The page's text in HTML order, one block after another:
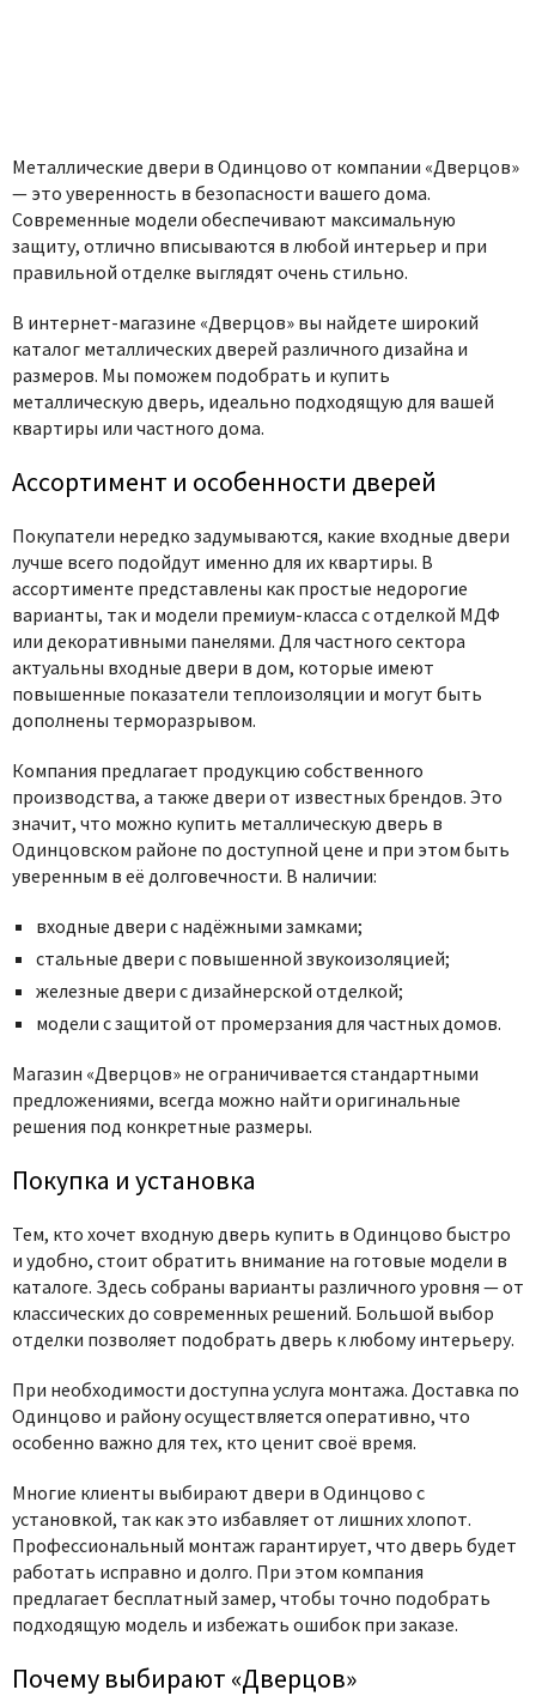
Металлические двери в Одинцово от компании «Дверцов»
— это уверенность в безопасности вашего дома.
Современные модели обеспечивают максимальную
защиту, отлично вписываются в любой интерьер и при
правильной отделке выглядят очень стильно.
В интернет-магазине «Дверцов» вы найдете широкий
каталог металлических дверей различного дизайна и
размеров. Мы поможем подобрать и купить
металлическую дверь, идеально подходящую для вашей
квартиры или частного дома.
Ассортимент и особенности дверей
Покупатели нередко задумываются, какие входные двери
лучше всего подойдут именно для их квартиры. В
ассортименте представлены как простые недорогие
варианты, так и модели премиум-класса с отделкой МДФ
или декоративными панелями. Для частного сектора
актуальны входные двери в дом, которые имеют
повышенные показатели теплоизоляции и могут быть
дополнены терморазрывом.
Компания предлагает продукцию собственного
производства, а также двери от известных брендов. Это
значит, что можно купить металлическую дверь в
Одинцовском районе по доступной цене и при этом быть
уверенным в её долговечности. В наличии:
входные двери с надёжными замками;
стальные двери с повышенной звукоизоляцией;
железные двери с дизайнерской отделкой;
модели с защитой от промерзания для частных домов.
Магазин «Дверцов» не ограничивается стандартными
предложениями, всегда можно найти оригинальные
решения под конкретные размеры.
Покупка и установка
Тем, кто хочет входную дверь купить в Одинцово быстро
и удобно, стоит обратить внимание на готовые модели в
каталоге. Здесь собраны варианты различного уровня — от
классических до современных решений. Большой выбор
отделки позволяет подобрать дверь к любому интерьеру.
При необходимости доступна услуга монтажа. Доставка по
Одинцово и району осуществляется оперативно, что
особенно важно для тех, кто ценит своё время.
Многие клиенты выбирают двери в Одинцово с
установкой, так как это избавляет от лишних хлопот.
Профессиональный монтаж гарантирует, что дверь будет
работать исправно и долго. При этом компания
предлагает бесплатный замер, чтобы точно подобрать
подходящую модель и избежать ошибок при заказе.
Почему выбирают «Дверцов»